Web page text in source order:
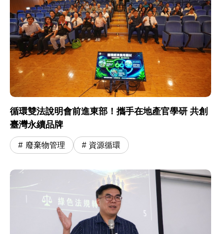
循環雙法說明會前進東部！攜手在地產官學研 共創
臺灣永續品牌
廢棄物管理 資源循環